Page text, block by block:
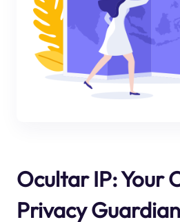
Ocultar IP: Your
Privacy Guardian